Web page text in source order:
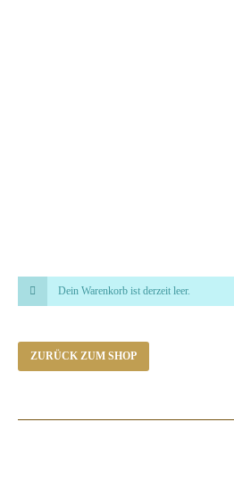
Dein Warenkorb ist derzeit leer.
ZURÜCK ZUM SHOP